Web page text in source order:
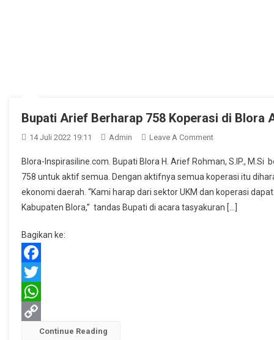
Bupati Arief Berharap 758 Koperasi di Blora
14 Juli 2022 19:11 Admin Leave A CommentOn
Arief
Berharap
758
Koperasi
Blora-Inspirasiline.com. Bupati Blora H. Arief Rohman, S.IP.,
758 untuk aktif semua. Dengan aktifnya semua koperasi itu
ekonomi daerah. “Kami harap dari sektor UKM dan koperasi
Kabupaten Blora,’’ tandas Bupati di acara tasyakuran […]
Bagikan ke:
Facebook
Twitter
WhatsApp
CopyContinue Reading